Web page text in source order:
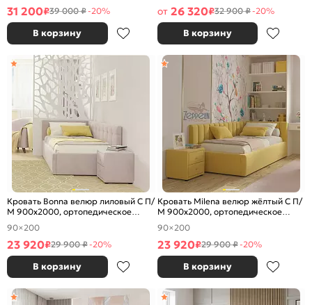
31 200₽39 000 ₽-20%
В корзину
от 26 320₽32 900 ₽-20%
В корзину
Кровать Bonna велюр лиловый С П/
М 900x2000, ортопедическое
основание, изголовье мягкое
90×200
23 920₽29 900 ₽-20%
В корзину
Кровать Milena велюр жёлтый С П/
М 900x2000, ортопедическое
основание, изголовье мягкое
90×200
23 920₽29 900 ₽-20%
В корзину